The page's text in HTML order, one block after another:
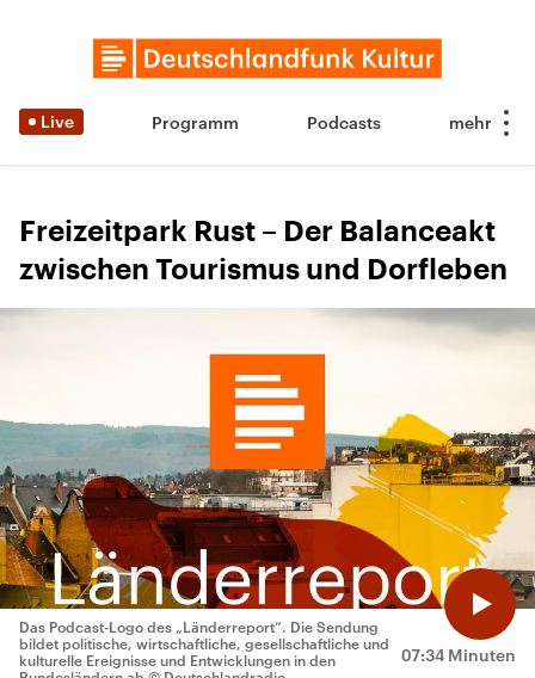
Live Programm Podcasts
Freizeitpark Rust – Der Balanceakt
zwischen Tourismus und Dorfleben
07:34 Minuten
Das Podcast-Logo des „Länderreport“. Die Sendung
bildet politische, wirtschaftliche, gesellschaftliche und
kulturelle Ereignisse und Entwicklungen in den